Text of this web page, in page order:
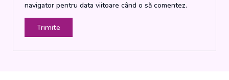
navigator pentru data viitoare când o să comentez.